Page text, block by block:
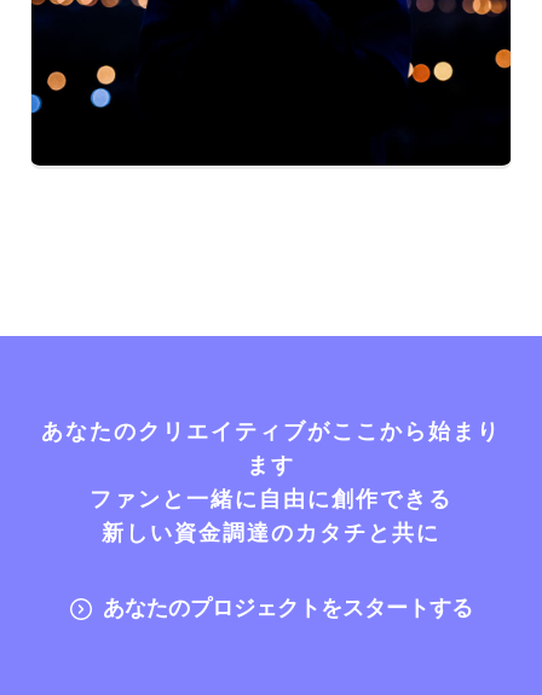
あなたのクリエイティブがここから始まり
ます
ファンと一緒に自由に創作できる
新しい資金調達のカタチと共に
あなたのプロジェクトをスタートする